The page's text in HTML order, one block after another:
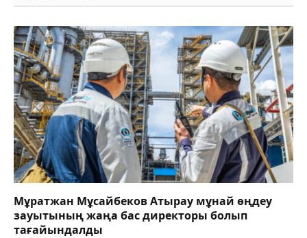
Мұратжан Мұсайбеков Атырау мұнай өңдеу
зауытының жаңа бас директоры болып
тағайындалды